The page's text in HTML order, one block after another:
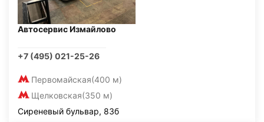
Автосервис Измайлово
+7 (495) 021-25-26
Первомайская(400 м)
Щелковская(350 м)
Сиреневый бульвар, 83б